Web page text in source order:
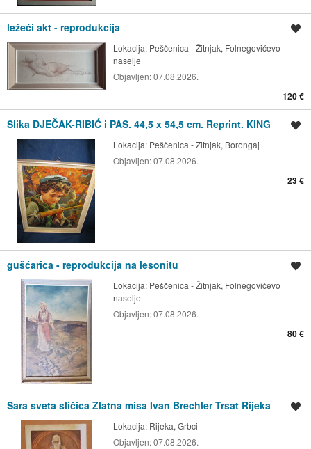
ležeći akt - reprodukcija
Lokacija: Peščenica - Žitnjak, Folnegovićevo
naselje
Objavljen:07.08.2026.
120 €
Slika DJEČAK-RIBIĆ i PAS. 44,5 x 54,5 cm. Reprint. KING
Lokacija: Peščenica - Žitnjak, Borongaj
Objavljen:07.08.2026.
23 €
gušćarica - reprodukcija na lesonitu
Lokacija: Peščenica - Žitnjak, Folnegovićevo
naselje
Objavljen:07.08.2026.
80 €
Sara sveta sličica Zlatna misa Ivan Brechler Trsat Rijeka
Lokacija: Rijeka, Grbci
Objavljen:07.08.2026.